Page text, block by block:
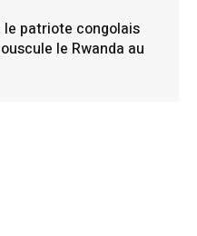
patriote congolais
le Rwanda au